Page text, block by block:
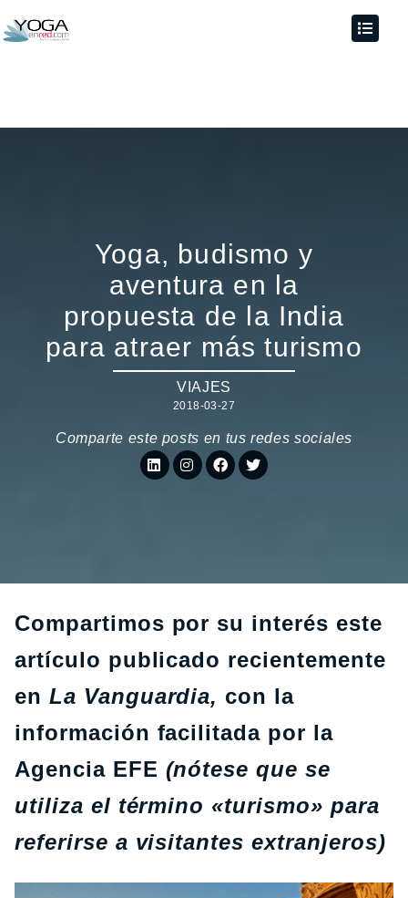
Yoga, budismo y
aventura en la
propuesta de la India
para atraer más turismo
VIAJES
2018-03-27
Comparte este posts en tus redes sociales
Compartimos por su interés este
artículo publicado recientemente
en La Vanguardia, con la
información facilitada por la
Agencia EFE (nótese que se
utiliza el término «turismo» para
referirse a visitantes extranjeros)